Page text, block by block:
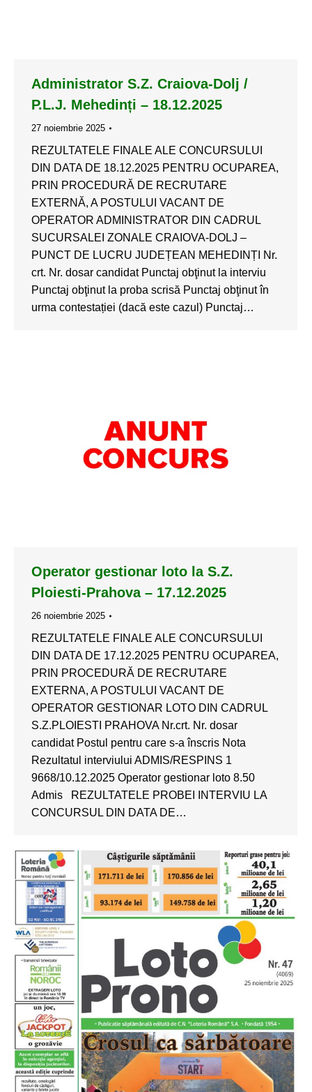
Administrator S.Z. Craiova-Dolj /
P.L.J. Mehedinți – 18.12.2025
27 noiembrie 2025
REZULTATELE FINALE ALE CONCURSULUI
DIN DATA DE 18.12.2025 PENTRU OCUPAREA,
PRIN PROCEDURĂ DE RECRUTARE
EXTERNĂ, A POSTULUI VACANT DE
OPERATOR ADMINISTRATOR DIN CADRUL
SUCURSALEI ZONALE CRAIOVA-DOLJ –
PUNCT DE LUCRU JUDEȚEAN MEHEDINȚI Nr.
crt. Nr. dosar candidat Punctaj obţinut la interviu
Punctaj obţinut la proba scrisă Punctaj obţinut în
urma contestației (dacă este cazul) Punctaj…
Operator gestionar loto la S.Z.
Ploiesti-Prahova – 17.12.2025
26 noiembrie 2025
REZULTATELE FINALE ALE CONCURSULUI
DIN DATA DE 17.12.2025 PENTRU OCUPAREA,
PRIN PROCEDURĂ DE RECRUTARE
EXTERNA, A POSTULUI VACANT DE
OPERATOR GESTIONAR LOTO DIN CADRUL
S.Z.PLOIESTI PRAHOVA Nr.crt. Nr. dosar
candidat Postul pentru care s-a înscris Nota
Rezultatul interviului ADMIS/RESPINS 1
9668/10.12.2025 Operator gestionar loto 8.50
Admis REZULTATELE PROBEI INTERVIU LA
CONCURSUL DIN DATA DE…